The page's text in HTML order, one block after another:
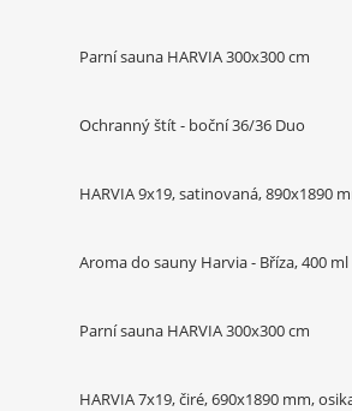
Parní sauna HARVIA 300x300 cm
Ochranný štít - boční 36/36 Duo
HARVIA 9x19, satinovaná, 890x1890
Aroma do sauny Harvia - Bříza, 400 ml
Parní sauna HARVIA 300x300 cm
HARVIA 7x19, čiré, 690x1890 mm,